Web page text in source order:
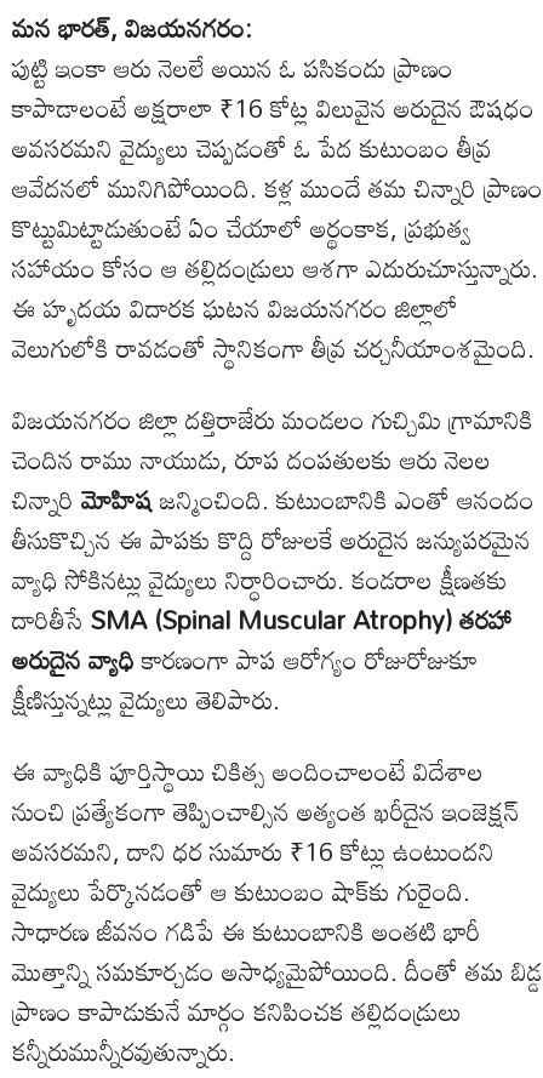
మన భారత్, విజయనగరం:
పుట్టి ఇంకా ఆరు నెలలే అయిన ఓ పసికందు ప్రాణం
కాపాడాలంటే అక్షరాలా ₹16 కోట్ల విలువైన అరుదైన ఔషధం
అవసరమని వైద్యులు చెప్పడంతో ఓ పేద కుటుంబం తీవ్ర
ఆవేదనలో మునిగిపోయింది. కళ్ల ముందే తమ చిన్నారి ప్రాణం
కొట్టుమిట్టాడుతుంటే ఏం చేయాలో అర్థంకాక, ప్రభుత్వ
సహాయం కోసం ఆ తల్లిదండ్రులు ఆశగా ఎదురుచూస్తున్నారు.
ఈ హృదయ విదారక ఘటన విజయనగరం జిల్లాలో
వెలుగులోకి రావడంతో స్థానికంగా తీవ్ర చర్చనీయాంశమైంది.
విజయనగరం జిల్లా దత్తిరాజేరు మండలం గుచ్చిమి గ్రామానికి
చెందిన రాము నాయుడు, రూప దంపతులకు ఆరు నెలల
చిన్నారిమోహిషజన్మించింది. కుటుంబానికి ఎంతో ఆనందం
తీసుకొచ్చిన ఈ పాపకు కొద్ది రోజులకే అరుదైన జన్యుపరమైన
వ్యాధి సోకినట్లు వైద్యులు నిర్ధారించారు. కండరాల క్షీణతకు
దారితీసేSMA (Spinal Muscular Atrophy) తరహా
అరుదైన వ్యాధికారణంగా పాప ఆరోగ్యం రోజురోజుకూ
క్షీణిస్తున్నట్లు వైద్యులు తెలిపారు.
ఈ వ్యాధికి పూర్తిస్థాయి చికిత్స అందించాలంటే విదేశాల
నుంచి ప్రత్యేకంగా తెప్పించాల్సిన అత్యంత ఖరీదైన ఇంజెక్షన్
అవసరమని, దాని ధర సుమారు ₹16 కోట్లు ఉంటుందని
వైద్యులు పేర్కొనడంతో ఆ కుటుంబం షాక్‌కు గురైంది.
సాధారణ జీవనం గడిపే ఈ కుటుంబానికి అంతటి భారీ
మొత్తాన్ని సమకూర్చడం అసాధ్యమైపోయింది. దీంతో తమ బిడ్డ
ప్రాణం కాపాడుకునే మార్గం కనిపించక తల్లిదండ్రులు
కన్నీరుమున్నీరవుతున్నారు.